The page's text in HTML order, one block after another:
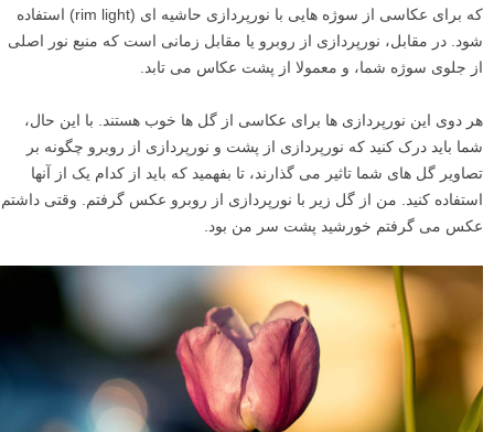
که برای عکاسی از سوژه هایی با نورپردازی حاشیه ای (rim light) استفاده
شود. در مقابل، نورپردازی از روبرو یا مقابل زمانی است که منبع نور اصلی
از جلوی سوژه شما، و معمولا از پشت عکاس می تابد.
هر دوی این نورپردازی ها برای عکاسی از گل ها خوب هستند. با این حال،
شما باید درک کنید که نورپردازی از پشت و نورپردازی از روبرو چگونه بر
تصاویر گل های شما تاثیر می گذارند، تا بفهمید که باید از کدام یک از آنها
استفاده کنید. من از گل زیر با نورپردازی از روبرو عکس گرفتم. وقتی داشتم
عکس می گرفتم خورشید پشت سر من بود.